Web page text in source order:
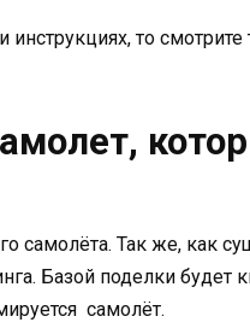
то смотрите
самолёта. Так же, как
Базой поделки будет
самолёт.